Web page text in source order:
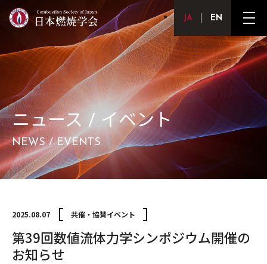
JapaneseEnglishメ
ュ
ー
ボ
ニュース / イベント
NEWS / EVENTS
2025.08.07 共催・協賛イベント
第39回数値流体力学シンポジウム開催の
お知らせ